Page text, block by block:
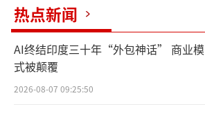
热点新闻
AI终结印度三十年“外包神话” 商业模
式被颠覆
2026-08-07 09:25:50